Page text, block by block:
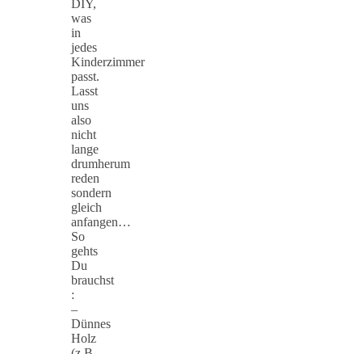
DIY,
was
in
jedes
Kinderzimmer
passt.
Lasst
uns
also
nicht
lange
drumherum
reden
sondern
gleich
anfangen…
So
gehts
Du
brauchst
:
–
Dünnes
Holz